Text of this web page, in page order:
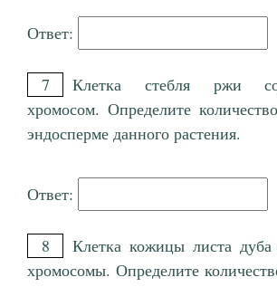
Ответ:
7
Клетка стебля ржи
хромосом. Определите
эндосперме данного растения.
Ответ:
8
Клетка кожицы листа
хромосомы. Определите